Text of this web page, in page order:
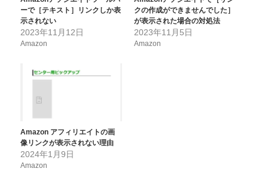
ーで［テキスト］リンクしか表
示されない
2023年11月12日
Amazon
クの作成ができませんでした］
が表示された場合の対処法
2023年11月5日
Amazon
Amazon アフィリエイトの画
像リンクが表示されない理由
2024年1月9日
Amazon